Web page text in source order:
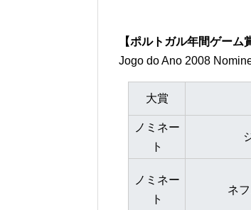
【ポルトガル年間ゲー
Jogo do Ano 2008
大賞
ノミネー
ト
ノミネー
ト
ネ